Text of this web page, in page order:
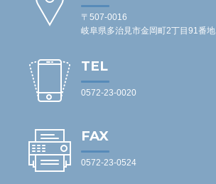
〒507-0016
岐阜県多治見市金岡町2丁目91番地
TEL
0572-23-0020
FAX
0572-23-0524